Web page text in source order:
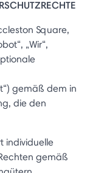
Square,
„Wir“,
gemäß dem in
die den
individuelle
gemäß